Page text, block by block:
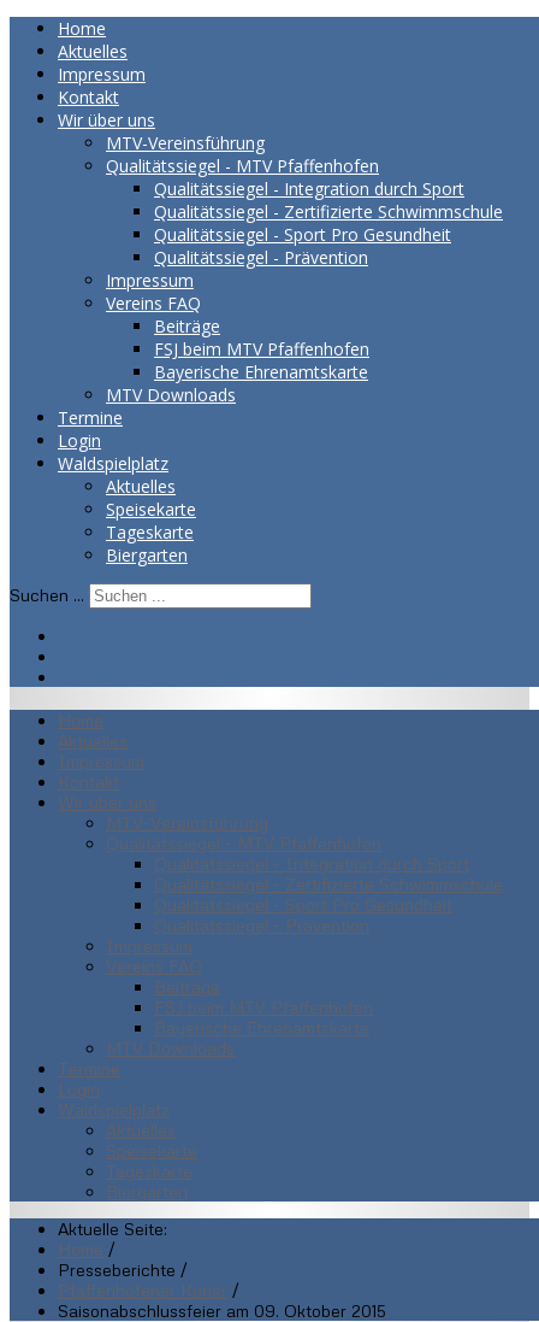
Home
Aktuelles
Impressum
Kontakt
Wir über uns
MTV-Vereinsführung
Qualitätssiegel - MTV Pfaffenhofen
Qualitätssiegel - Integration durch Sport
Qualitätssiegel - Zertifizierte Schwimmschule
Qualitätssiegel - Sport Pro Gesundheit
Qualitätssiegel - Prävention
Impressum
Vereins FAQ
Beiträge
FSJ beim MTV Pfaffenhofen
Bayerische Ehrenamtskarte
MTV Downloads
Termine
Login
Waldspielplatz
Aktuelles
Speisekarte
Tageskarte
Biergarten
Suchen ...
Home
Aktuelles
Impressum
Kontakt
Wir über uns
MTV-Vereinsführung
Qualitätssiegel - MTV Pfaffenhofen
Qualitätssiegel - Integration durch Sport
Qualitätssiegel - Zertifizierte Schwimmschule
Qualitätssiegel - Sport Pro Gesundheit
Qualitätssiegel - Prävention
Impressum
Vereins FAQ
Beiträge
FSJ beim MTV Pfaffenhofen
Bayerische Ehrenamtskarte
MTV Downloads
Termine
Login
Waldspielplatz
Aktuelles
Speisekarte
Tageskarte
Biergarten
Aktuelle Seite:
Home /
Presseberichte /
Pfaffenhofener Kurier /
Saisonabschlussfeier am 09. Oktober 2015